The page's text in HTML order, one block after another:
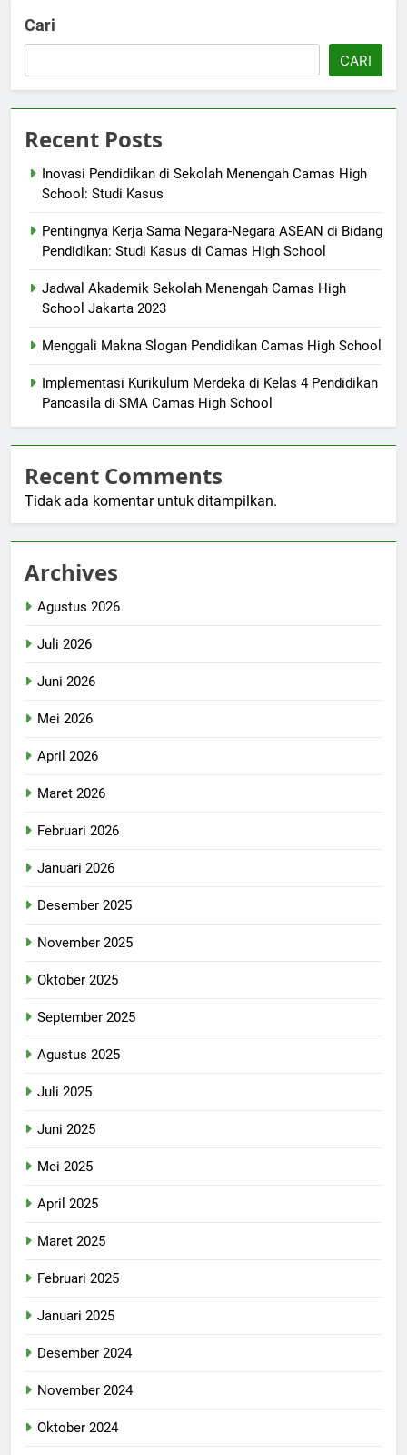
Cari
CARI
Recent Posts
Inovasi Pendidikan di Sekolah Menengah Camas High
School: Studi Kasus
Pentingnya Kerja Sama Negara-Negara ASEAN di Bidang
Pendidikan: Studi Kasus di Camas High School
Jadwal Akademik Sekolah Menengah Camas High
School Jakarta 2023
Menggali Makna Slogan Pendidikan Camas High School
Implementasi Kurikulum Merdeka di Kelas 4 Pendidikan
Pancasila di SMA Camas High School
Recent Comments
Tidak ada komentar untuk ditampilkan.
Archives
Agustus 2026
Juli 2026
Juni 2026
Mei 2026
April 2026
Maret 2026
Februari 2026
Januari 2026
Desember 2025
November 2025
Oktober 2025
September 2025
Agustus 2025
Juli 2025
Juni 2025
Mei 2025
April 2025
Maret 2025
Februari 2025
Januari 2025
Desember 2024
November 2024
Oktober 2024